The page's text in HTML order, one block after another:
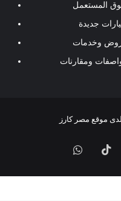
المستعمل
جديدة
وخدمات
ومقارنات
موقع مصر كارز
‫TikTokواتساب